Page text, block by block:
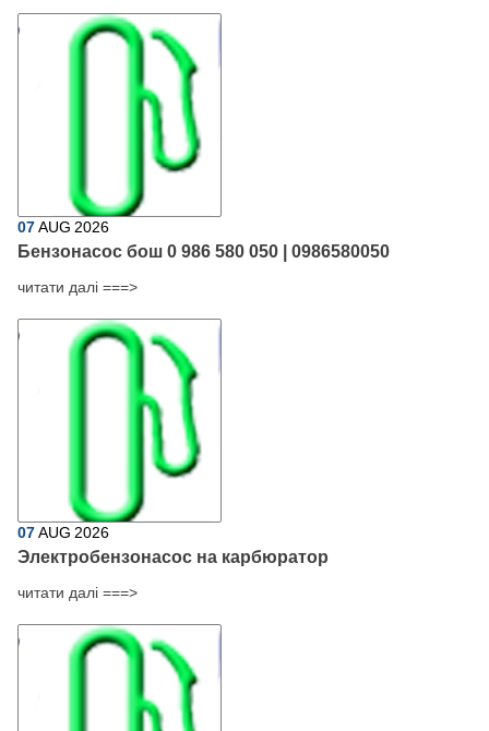
07AUG 2026
Бензонасос бош 0 986 580 050 | 0986580050
читати далі ===>
07AUG 2026
Электробензонасос на карбюратор
читати далі ===>